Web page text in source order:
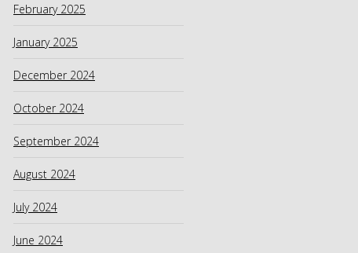
February 2025
January 2025
December 2024
October 2024
September 2024
August 2024
July 2024
June 2024